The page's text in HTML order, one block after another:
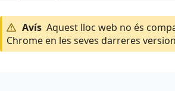
Avís Aquest lloc web no és
Chrome en les seves darreres